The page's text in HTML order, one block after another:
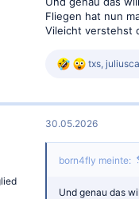
Fliegen hat nun
Vileicht verstehst
R
k
i
e
:
txs,
30.05.2026
born4fly meinte:
Und genau das